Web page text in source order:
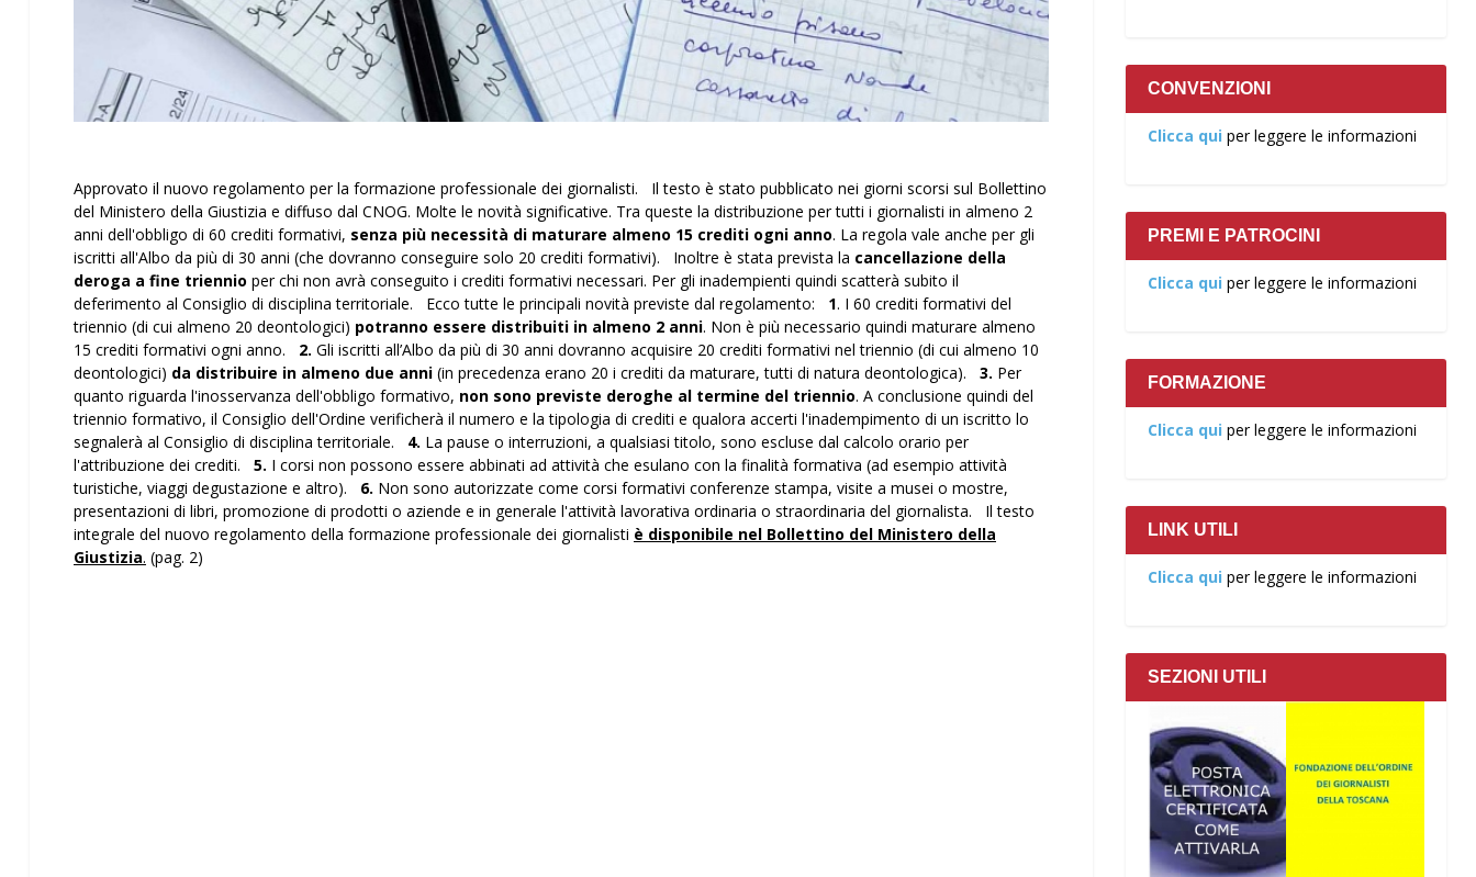
Approvato il nuovo regolamento per la formazione professionale dei giornalisti. Il testo è stato pubblicato nei giorni scorsi sul Bollettino
del Ministero della Giustizia e diffuso dal CNOG. Molte le novità significative. Tra queste la distribuzione per tutti i giornalisti in almeno 2
anni dell'obbligo di 60 crediti formativi, senza più necessità di maturare almeno 15 crediti ogni anno. La regola vale anche per gli
iscritti all'Albo da più di 30 anni (che dovranno conseguire solo 20 crediti formativi). Inoltre è stata prevista la cancellazione della
deroga a fine triennio per chi non avrà conseguito i crediti formativi necessari. Per gli inadempienti quindi scatterà subito il
deferimento al Consiglio di disciplina territoriale. Ecco tutte le principali novità previste dal regolamento: 1. I 60 crediti formativi del
triennio (di cui almeno 20 deontologici) potranno essere distribuiti in almeno 2 anni. Non è più necessario quindi maturare almeno
15 crediti formativi ogni anno. 2. Gli iscritti all’Albo da più di 30 anni dovranno acquisire 20 crediti formativi nel triennio (di cui almeno 10
deontologici) da distribuire in almeno due anni (in precedenza erano 20 i crediti da maturare, tutti di natura deontologica). 3. Per
quanto riguarda l'inosservanza dell'obbligo formativo, non sono previste deroghe al termine del triennio. A conclusione quindi del
triennio formativo, il Consiglio dell'Ordine verificherà il numero e la tipologia di crediti e qualora accerti l'inadempimento di un iscritto lo
segnalerà al Consiglio di disciplina territoriale. 4. La pause o interruzioni, a qualsiasi titolo, sono escluse dal calcolo orario per
l'attribuzione dei crediti. 5. I corsi non possono essere abbinati ad attività che esulano con la finalità formativa (ad esempio attività
turistiche, viaggi degustazione e altro). 6. Non sono autorizzate come corsi formativi conferenze stampa, visite a musei o mostre,
presentazioni di libri, promozione di prodotti o aziende e in generale l'attività lavorativa ordinaria o straordinaria del giornalista. Il testo
integrale del nuovo regolamento della formazione professionale dei giornalisti è disponibile nel Bollettino del Ministero della
Giustizia. (pag. 2)
CONVENZIONI
Clicca qui per leggere le informazioni
PREMI E PATROCINI
Clicca qui per leggere le informazioni
FORMAZIONE
Clicca qui per leggere le informazioni
LINK UTILI
Clicca qui per leggere le informazioni
SEZIONI UTILI